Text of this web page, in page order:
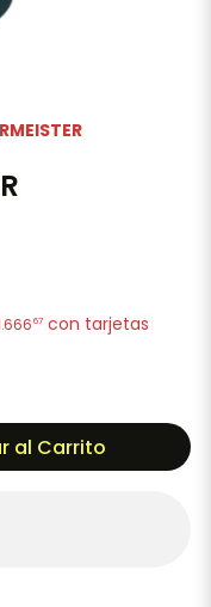
67 con tarjetas
al Carrito